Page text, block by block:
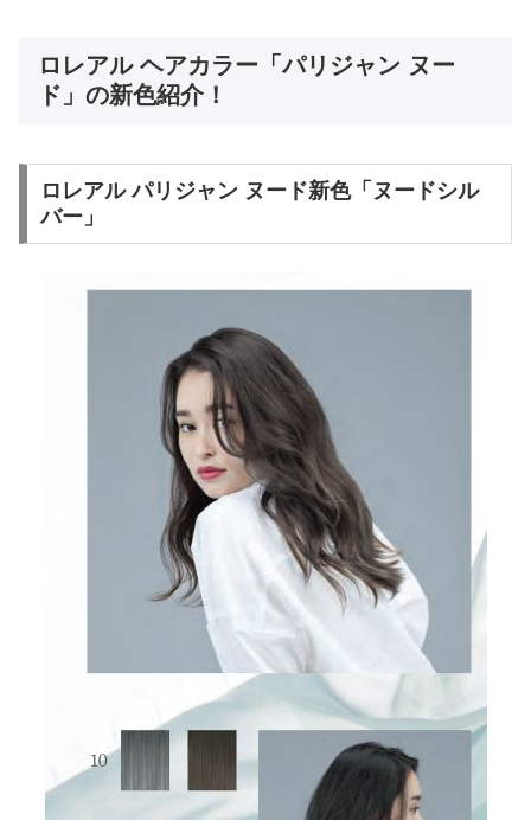
ロレアル ヘアカラー「パリジャン ヌー
ド」の新色紹介！
ロレアル パリジャン ヌード新色「ヌードシル
バー」